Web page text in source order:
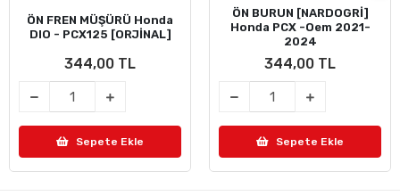
ÖN FREN MÜŞÜRÜ Honda
DIO - PCX125 [ORJİNAL]
344,00 TL
Sepete Ekle
ÖN BURUN [NARDOGRİ]
Honda PCX -Oem 2021-
2024
344,00 TL
Sepete Ekle